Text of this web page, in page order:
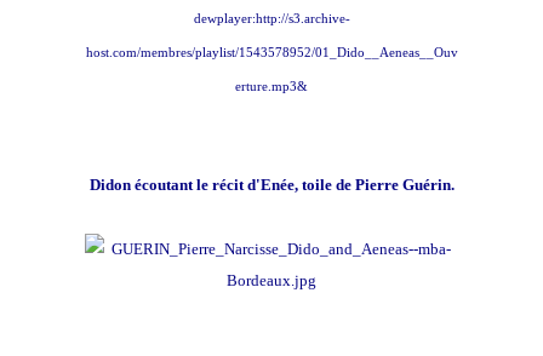
dewplayer:http://s3.archive-
host.com/membres/playlist/1543578952/01_Dido__Aeneas__Ouv
erture.mp3&
Didon écoutant le récit d'Enée, toile de Pierre Guérin.